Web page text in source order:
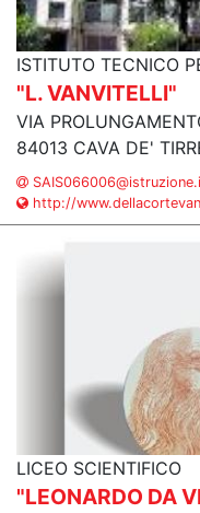
ISTITUTO TECNICO
"L. VANVITELLI"
VIA
84013 CAVA DE'
http://
LICEO SCIENTIFICO
"LEONARDO DA